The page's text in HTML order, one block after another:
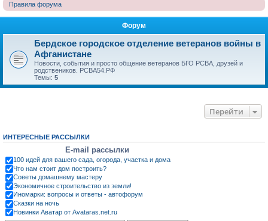
к
Правила форума
Форум
Бердское городское отделение ветеранов войны в
Афганистане
Новости, события и просто общение ветеранов БГО РСВА, друзей и
родствеников. РСВА54.РФ
Темы: 5
Перейти
ИНТЕРЕСНЫЕ РАССЫЛКИ
E-mail рассылки
100 идей для вашего сада, огорода, участка и дома
Что нам стоит дом построить?
Советы домашнему мастеру
Экономичное строительство из земли!
Иномарки: вопросы и ответы - автофорум
Сказки на ночь
Новинки Аватар от Avataras.net.ru